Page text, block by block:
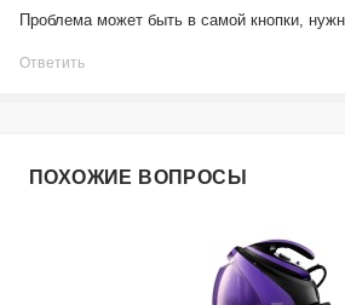
Проблема может быть в самой кнопки,
Ответить
ПОХОЖИЕ ВОПРОСЫ